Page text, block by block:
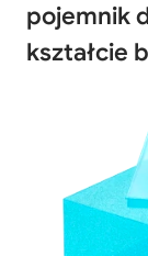
pojemnik
kształcie